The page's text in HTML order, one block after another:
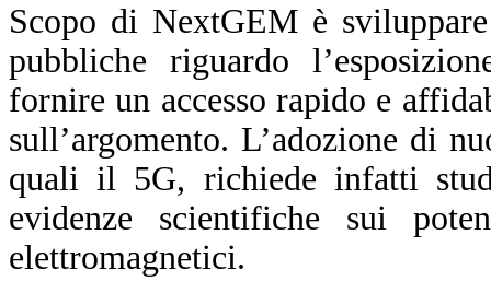
Scopo di NextGEM è
pubbliche riguardo
fornire un accesso rapido e
sull’argomento. L’adozione di
quali il 5G, richiede infatti
evidenze scientifiche sui
elettromagnetici.